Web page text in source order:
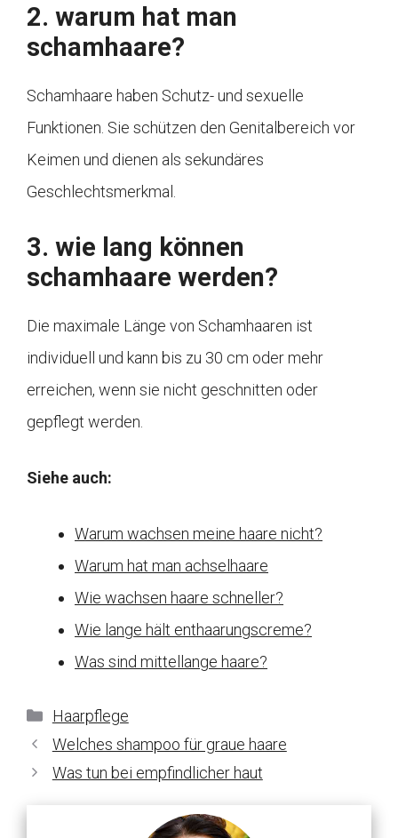
2. warum hat man
schamhaare?
Schamhaare haben Schutz- und sexuelle
Funktionen. Sie schützen den Genitalbereich vor
Keimen und dienen als sekundäres
Geschlechtsmerkmal.
3. wie lang können
schamhaare werden?
Die maximale Länge von Schamhaaren ist
individuell und kann bis zu 30 cm oder mehr
erreichen, wenn sie nicht geschnitten oder
gepflegt werden.
Siehe auch:
Warum wachsen meine haare nicht?
Warum hat man achselhaare
Wie wachsen haare schneller?
Wie lange hält enthaarungscreme?
Was sind mittellange haare?
Kategorien
Haarpflege
Welches shampoo für graue haare
Was tun bei empfindlicher haut